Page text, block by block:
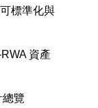
標準化與
資產
總覽